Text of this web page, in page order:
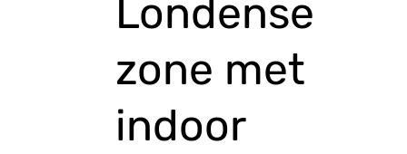
Londense
zone met
indoor